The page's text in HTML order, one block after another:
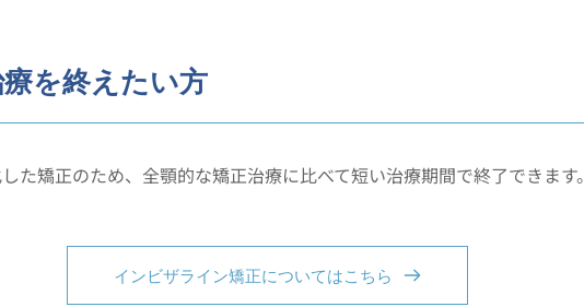
を終えたい方
た矯正のため、全顎的な矯正治療に比べて短い治療期間で終了できます。
インビザライン矯正についてはこちら